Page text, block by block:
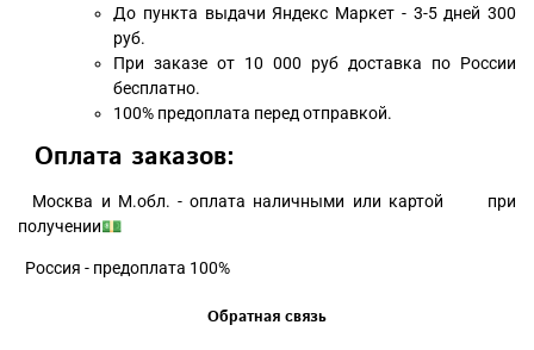
До пункта выдачи Яндекс Маркет - 3-5 дней 300
руб.
При заказе от 10 000 руб доставка по России
бесплатно.
100% предоплата перед отправкой.
Оплата заказов:
Москва и М.обл. - оплата наличными или картой при
получении💵
Россия - предоплата 100%
Обратная связь